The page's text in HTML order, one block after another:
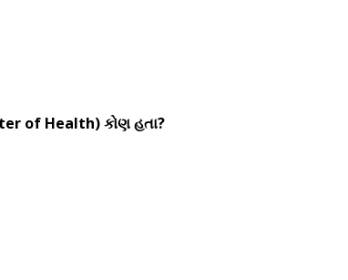
of Health) કોણ હતા?